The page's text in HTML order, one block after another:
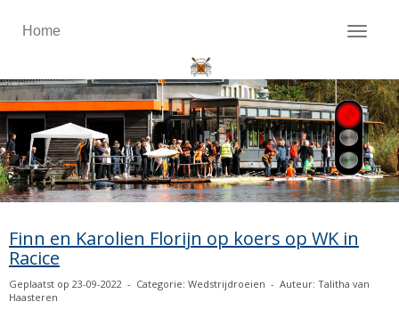
Home
Finn en Karolien Florijn op koers op WK in
Racice
Geplaatst op 23-09-2022 - Categorie: Wedstrijdroeien - Auteur: Talitha van
Haasteren